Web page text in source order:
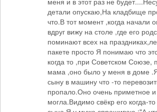
детали опускаю,На кладбище
что.В тот момент ,когда начали
вдруг вижу на столе ,где его
поминают всех на
пакете просто Я понимаю что
когда то ,при Советском Союзе,
мама ,оно было у меня в доме
сыну в машину что -то
пропало.Оно очень приметное
могла.Видимо свёкр его когда-